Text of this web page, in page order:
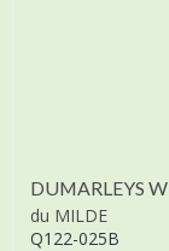
DUMARLEYS
du MILDE
Q122-025B